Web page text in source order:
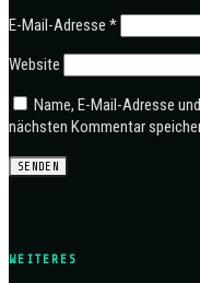
E-Mail-Adresse *
Website
Name, E-Mail-Adresse
nächsten Kommentar
WEITERES